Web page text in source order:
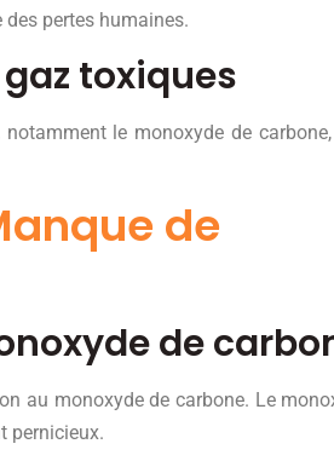
pertes humaines.
toxiques
le monoxyde de
de
de
au monoxyde de carbone. Le
pernicieux.